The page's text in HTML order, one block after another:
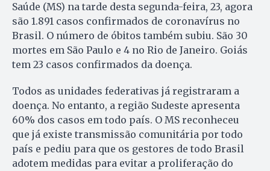
Saúde (MS) na tarde desta segunda-feira, 23, agora
são 1.891 casos confirmados de coronavírus no
Brasil. O número de óbitos também subiu. São 30
mortes em São Paulo e 4 no Rio de Janeiro. Goiás
tem 23 casos confirmados da doença.
Todos as unidades federativas já registraram a
doença. No entanto, a região Sudeste apresenta
60% dos casos em todo país. O MS reconheceu
que já existe transmissão comunitária por todo
país e pediu para que os gestores de todo Brasil
adotem medidas para evitar a proliferação do